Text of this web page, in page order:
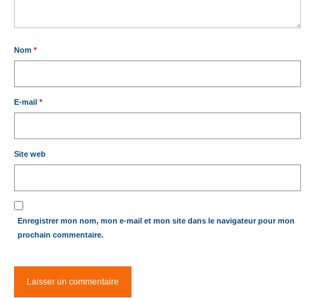
Nom *
E-mail *
Site web
Enregistrer mon nom, mon e-mail et mon site dans le navigateur pour mon
prochain commentaire.